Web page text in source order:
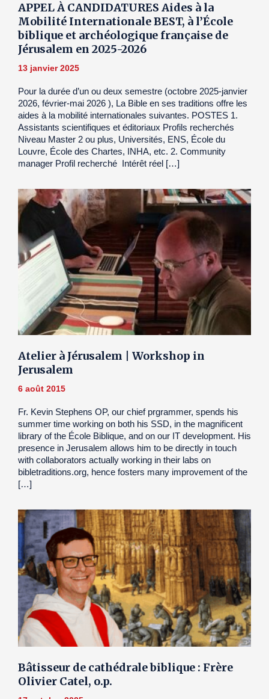
APPEL À CANDIDATURES Aides à la
Mobilité Internationale BEST, à l’École
biblique et archéologique française de
Jérusalem en 2025-2026
13 janvier 2025
Pour la durée d’un ou deux semestre (octobre 2025-janvier
2026, février-mai 2026 ), La Bible en ses traditions offre les
aides à la mobilité internationales suivantes. POSTES 1.
Assistants scientifiques et éditoriaux Profils recherchés
Niveau Master 2 ou plus, Universités, ENS, École du
Louvre, École des Chartes, INHA, etc. 2. Community
manager Profil recherché Intérêt réel […]
Atelier à Jérusalem | Workshop in
Jerusalem
6 août 2015
Fr. Kevin Stephens OP, our chief prgrammer, spends his
summer time working on both his SSD, in the magnificent
library of the École Biblique, and on our IT development. His
presence in Jerusalem allows him to be directly in touch
with collaborators actually working in their labs on
bibletraditions.org, hence fosters many improvement of the
[…]
Bâtisseur de cathédrale biblique : Frère
Olivier Catel, o.p.